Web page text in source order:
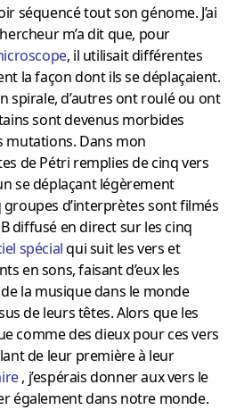
séquencé tout son génome. J’ai
m’a dit que, pour
, il utilisait différentes
la façon dont ils se déplaçaient.
spirale, d’autres ont roulé ou ont
sont devenus morbides
mutations. Dans mon
de Pétri remplies de cinq vers
se déplaçant légèrement
d’interprètes sont filmés
diffusé en direct sur les cinq
spécial qui suit les vers et
en sons, faisant d’eux les
la musique dans le monde
de leurs têtes. Alors que les
comme des dieux pour ces vers
de leur première à leur
, j’espérais donner aux vers le
également dans notre monde.